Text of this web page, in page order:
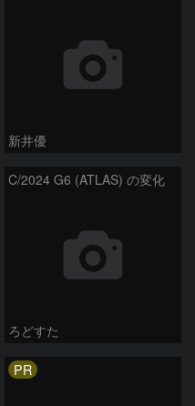
新井優
C/2024 G6 (ATLAS) の変化
ろどすた
PR